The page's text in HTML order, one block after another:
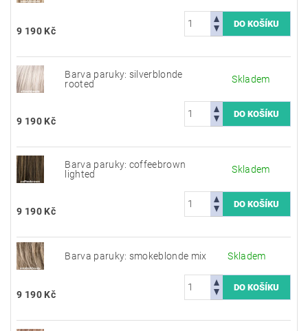
9 190 Kč
Barva paruky: silverblonde
rooted
Skladem
9 190 Kč
Barva paruky: coffeebrown
lighted
Skladem
9 190 Kč
Barva paruky: smokeblonde mix Skladem
9 190 Kč